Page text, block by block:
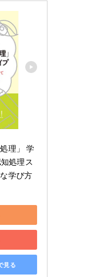
理」 学
処理ス
学び方
見る